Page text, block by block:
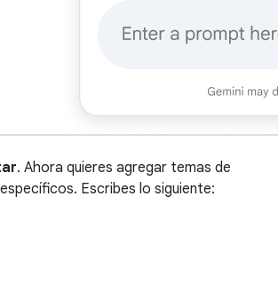
. Ahora quieres agregar temas de
Escribes lo siguiente: